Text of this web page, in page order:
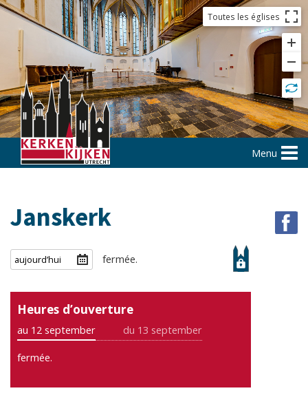
Toutes les églises
Menu
Janskerk
fermée.
Heures d’ouverture
au 12 september
du 13 september
fermée.